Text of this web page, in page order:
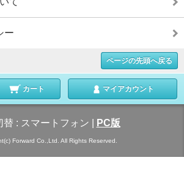
ー
ページの先頭へ戻る
カート マイアカウント
替 : スマートフォン PC版
Forward Co.,Ltd. All Rights Reserved.